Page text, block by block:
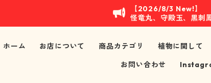
【2026/8/3 New!】
怪竜丸、守殿玉、黒刺
ホーム お店について 商品カテゴリ 植物に関して
お問い合わせ